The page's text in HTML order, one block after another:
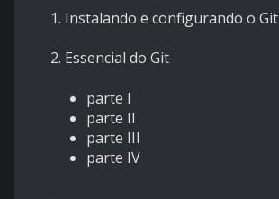
1. Instalando e configurando o Git
2. Essencial do Git
parte I
parte II
parte III
parte IV